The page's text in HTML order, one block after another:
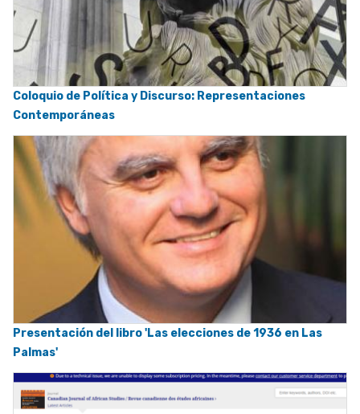
Coloquio de Política y Discurso: Representaciones
Contemporáneas
Presentación del libro 'Las elecciones de 1936 en Las
Palmas'